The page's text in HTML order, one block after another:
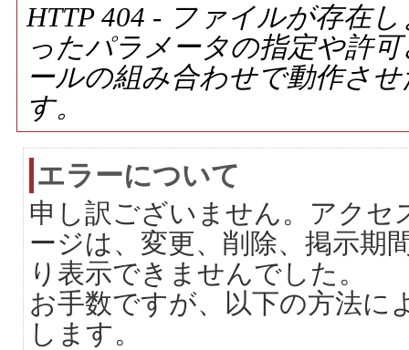
HTTP 404 - ファイルが存在
ったパラメータの指定や許
ールの組み合わせで動作さ
す。
エラーについて
申し訳ございません。アクセ
ージは、変更、削除、掲示期
り表示できませんでした。
お手数ですが、以下の方法に
します。